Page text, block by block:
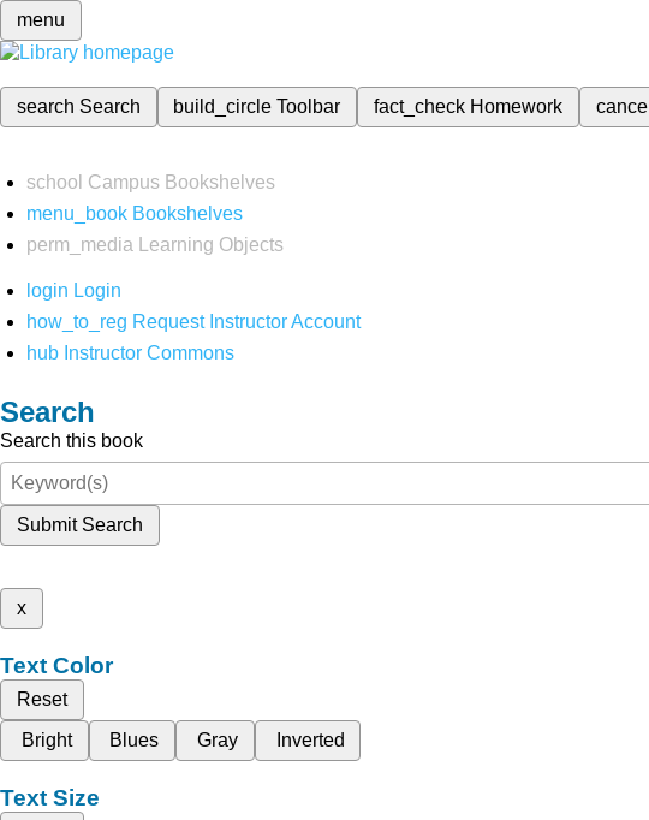
menu
search Search build_circleToolbar fact_check Homework cancel
school Campus Bookshelves
menu_book Bookshelves
perm_media
Learning Objects
login Login
how_to_reg Request Instructor Account
hub Instructor Commons
Search
Search this book
Submit Search
x
Text Color
Reset
Bright
Blues Gray Inverted
Text Size